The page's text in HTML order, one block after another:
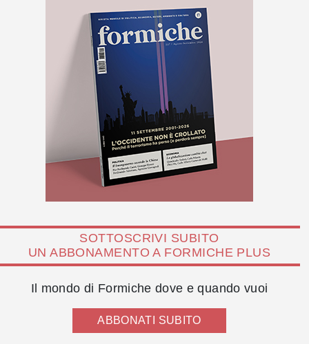
SOTTOSCRIVI SUBITO
UN ABBONAMENTO A FORMICHE PLUS
Il mondo di Formiche dove e quando vuoi
ABBONATI SUBITO